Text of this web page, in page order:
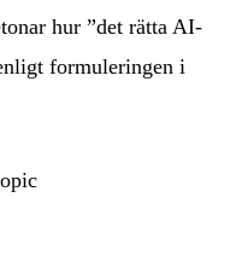
hur ”det rätta AI-
formuleringen i